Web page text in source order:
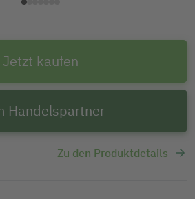
Jetzt kaufen
Handelspartner
Zu den Produktdetails